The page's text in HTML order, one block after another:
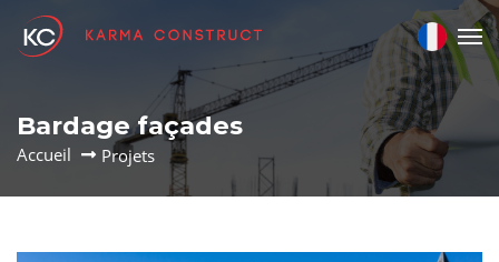
Bardage façades
Accueil Projets